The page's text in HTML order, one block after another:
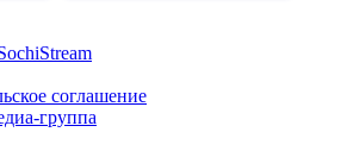
соглашение
группа